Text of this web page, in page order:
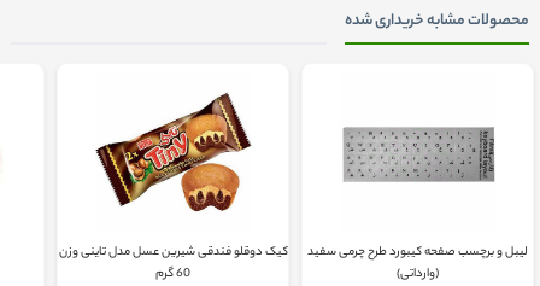
محصولات مشابه خریداری شده
لیبل و برچسب صفحه کیبورد طرح چرمی سفید
(وارداتی)
کیک دوقلو فندقی شیرین عسل مدل تاینی وزن
60 گرم